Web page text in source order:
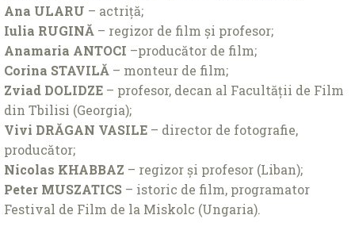
Ana ULARU – actriță;
Iulia RUGINĂ – regizor de film și profesor;
Anamaria ANTOCI –producător de film;
Corina STAVILĂ – monteur de film;
Zviad DOLIDZE – profesor, decan al Facultății de Film
din Tbilisi (Georgia);
Vivi DRĂGAN VASILE – director de fotografie,
producător;
Nicolas KHABBAZ – regizor și profesor (Liban);
Peter MUSZATICS – istoric de film, programator
Festival de Film de la Miskolc (Ungaria).